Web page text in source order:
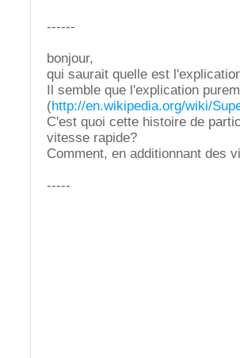
------
bonjour,
qui saurait quelle est
Il semble que l'explication
(http://en.wikipedia.org/wiki/
C'est quoi cette histoire de
vitesse rapide?
Comment, en additionnant des
-----